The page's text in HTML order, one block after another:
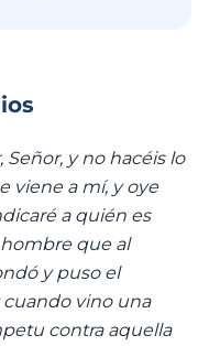
Señor, y no hacéis lo
viene a mí, y oye
a quién es
que al
y puso el
cuando vino una
contra aquella